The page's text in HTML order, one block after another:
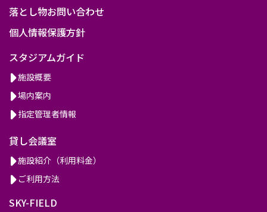
落とし物お問い合わせ
個人情報保護方針
スタジアムガイド
施設概要
場内案内
指定管理者情報
貸し会議室
施設紹介（利用料金）
ご利用方法
SKY-FIELD